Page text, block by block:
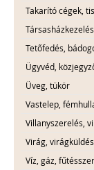
Takarító cégek,
Társasházkezelés
Tetőfedés,
Ügyvéd,
Üveg, tükör
Vastelep,
Villanyszerelés,
Virág, virágküldés
Víz, gáz,